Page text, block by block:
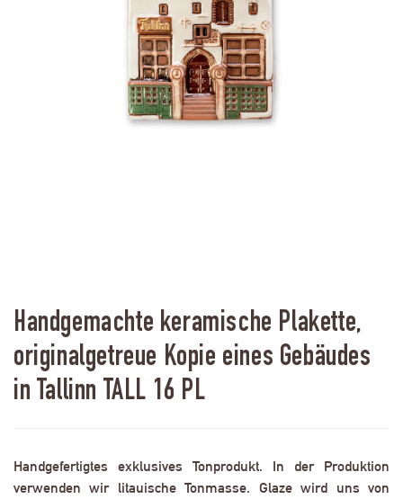
Handgemachte keramische Plakette,
originalgetreue Kopie eines Gebäudes
in Tallinn TALL 16 PL
Handgefertigtes exklusives Tonprodukt. In der Produktion
verwenden wir litauische Tonmasse. Glaze wird uns von